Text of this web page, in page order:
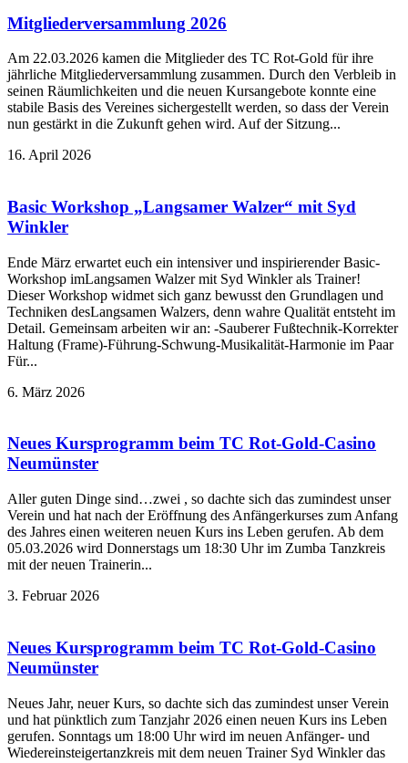
Mitgliederversammlung 2026
Am 22.03.2026 kamen die Mitglieder des TC Rot-Gold für ihre
jährliche Mitgliederversammlung zusammen. Durch den Verbleib in
seinen Räumlichkeiten und die neuen Kursangebote konnte eine
stabile Basis des Vereines sichergestellt werden, so dass der Verein
nun gestärkt in die Zukunft gehen wird. Auf der Sitzung...
16. April 2026
Basic Workshop „Langsamer Walzer“ mit Syd
Winkler
Ende März erwartet euch ein intensiver und inspirierender Basic-
Workshop imLangsamen Walzer mit Syd Winkler als Trainer!
Dieser Workshop widmet sich ganz bewusst den Grundlagen und
Techniken desLangsamen Walzers, denn wahre Qualität entsteht im
Detail. Gemeinsam arbeiten wir an: -Sauberer Fußtechnik-Korrekter
Haltung (Frame)-Führung-Schwung-Musikalität-Harmonie im Paar
Für...
6. März 2026
Neues Kursprogramm beim TC Rot-Gold-Casino
Neumünster
Aller guten Dinge sind…zwei , so dachte sich das zumindest unser
Verein und hat nach der Eröffnung des Anfängerkurses zum Anfang
des Jahres einen weiteren neuen Kurs ins Leben gerufen. Ab dem
05.03.2026 wird Donnerstags um 18:30 Uhr im Zumba Tanzkreis
mit der neuen Trainerin...
3. Februar 2026
Neues Kursprogramm beim TC Rot-Gold-Casino
Neumünster
Neues Jahr, neuer Kurs, so dachte sich das zumindest unser Verein
und hat pünktlich zum Tanzjahr 2026 einen neuen Kurs ins Leben
gerufen. Sonntags um 18:00 Uhr wird im neuen Anfänger- und
Wiedereinsteigertanzkreis mit dem neuen Trainer Syd Winkler das